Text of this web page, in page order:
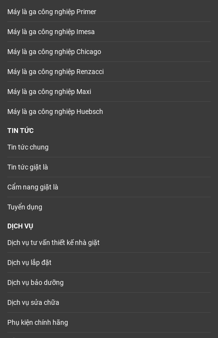
Máy là ga công nghiệp Primer
Máy là ga công nghiệp Imesa
Máy là ga công nghiệp Chicago
Máy là ga công nghiệp Renzacci
Máy là ga công nghiệp Maxi
Máy là ga công nghiệp Huebsch
TIN TỨC
Tin tức chung
Tin tức giặt là
Cẩm nang giặt là
Tuyển dụng
DỊCH VỤ
Dịch vụ tư vấn thiết kế nhà giặt
Dịch vụ lắp đặt
Dịch vụ bảo dưỡng
Dịch vụ sửa chữa
Phụ kiện chính hãng